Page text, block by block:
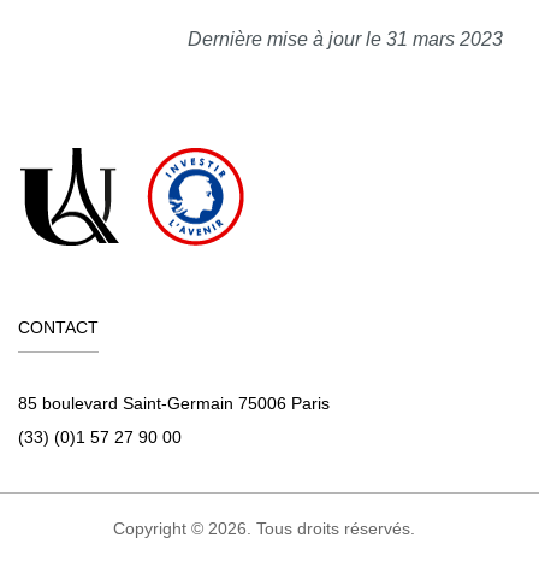
Dernière mise à jour le 31 mars 2023
CONTACT
85 boulevard Saint-Germain 75006 Paris
(33) (0)1 57 27 90 00
Copyright © 2026. Tous droits réservés.